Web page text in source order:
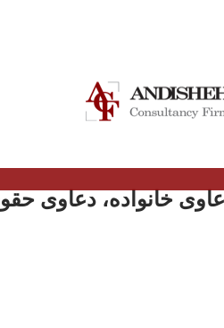
خانواده، دعاوی